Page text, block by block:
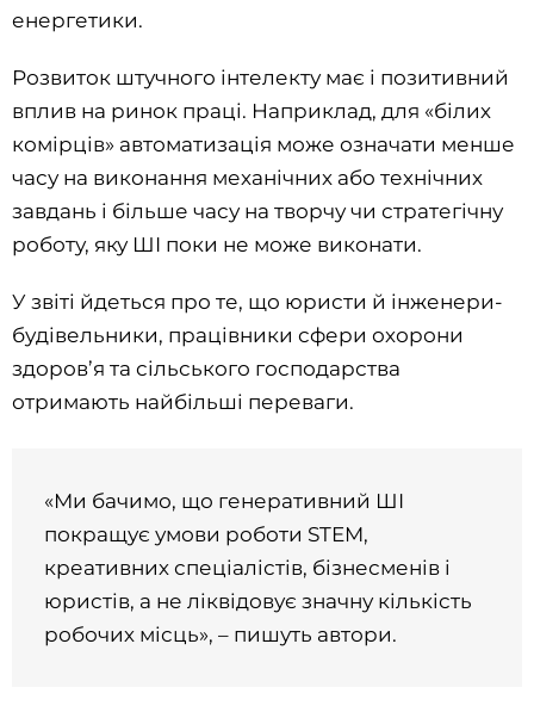
енергетики.
Розвиток штучного інтелекту має і позитивний
вплив на ринок праці. Наприклад, для «білих
комірців» автоматизація може означати менше
часу на виконання механічних або технічних
завдань і більше часу на творчу чи стратегічну
роботу, яку ШІ поки не може виконати.
У звіті йдеться про те, що юристи й інженери-
будівельники, працівники сфери охорони
здоров’я та сільського господарства
отримають найбільші переваги.
«Ми бачимо, що генеративний ШІ
покращує умови роботи STEM,
креативних спеціалістів, бізнесменів і
юристів, а не ліквідовує значну кількість
робочих місць», – пишуть автори.